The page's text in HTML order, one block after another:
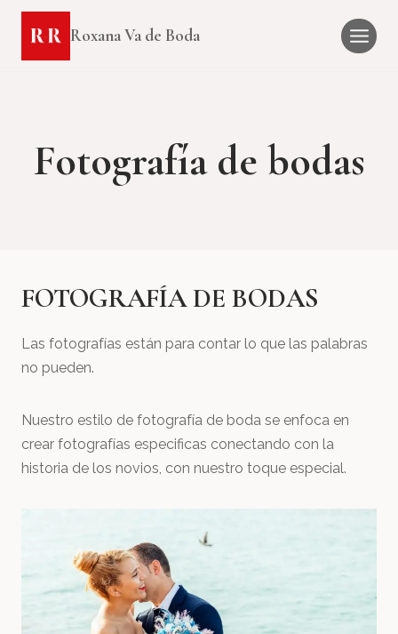
Saltar
contenido
Roxana Va de Boda
Fotografía de bodas
FOTOGRAFÍA DE BODAS
Las fotografías están para contar lo que las palabras
no pueden.
Nuestro estilo de fotografía de boda se enfoca en
crear fotografías especificas conectando con la
historia de los novios, con nuestro toque especial.